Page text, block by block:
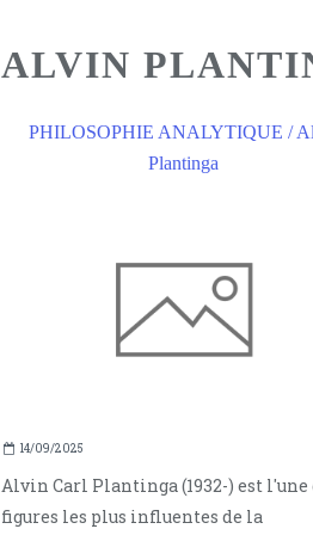
ALVIN
PHILOSOPHIE ANALYTIQUE /
Plantinga
14/09/2025
Alvin Carl Plantinga (1932-) est l'une
figures les plus influentes de la